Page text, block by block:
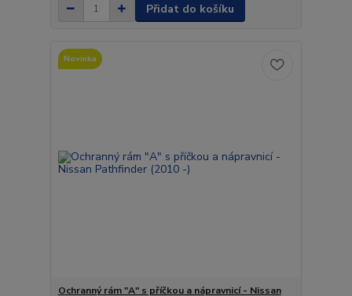
Přidat do košíku
Novinka
Ochranný rám "A" s příčkou a nápravnicí - Nissan